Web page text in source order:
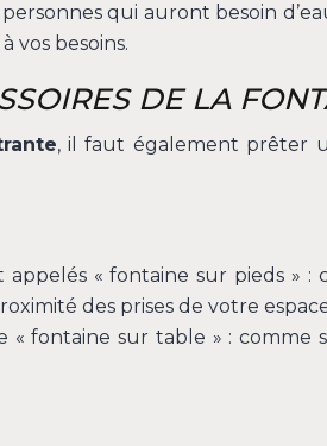
qui auront besoin
vos besoins.
DE LA
, il faut également prêter
appelés « fontaine sur pieds
des prises de votre
« fontaine sur table » :